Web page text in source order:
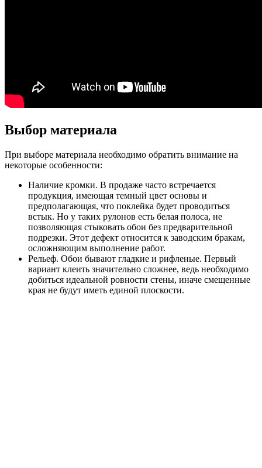
Выбор материала
При выборе материала необходимо обратить внимание на
некоторые особенности:
Наличие кромки. В продаже часто встречается
продукция, имеющая темный цвет основы и
предполагающая, что поклейка будет проводиться
встык. Но у таких рулонов есть белая полоса, не
позволяющая стыковать обои без предварительной
подрезки. Этот дефект относится к заводским бракам,
осложняющим выполнение работ.
Рельеф. Обои бывают гладкие и рифленые. Первый
вариант клеить значительно сложнее, ведь необходимо
добиться идеальной ровности стены, иначе смещенные
края не будут иметь единой плоскости.